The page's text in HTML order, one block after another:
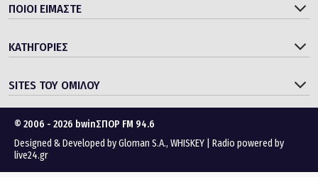
ΠΟΙΟΙ ΕΙΜΑΣΤΕ
ΚΑΤΗΓΟΡΙΕΣ
SITES ΤΟΥ ΟΜΙΛΟΥ
© 2006 - 2026 bwinΣΠΟΡ FM 94.6
Designed & Developed byGloman S.A., WHISKEY
Radio powered by
live24.gr